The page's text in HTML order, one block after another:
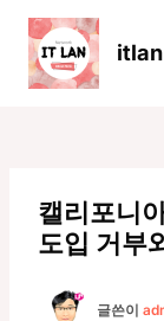
itlan
캘리포니
도입 거부
글쓴이